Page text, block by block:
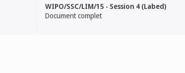
WIPO/SSC/LIM/15 - Session 4 (Labed)
Document complet